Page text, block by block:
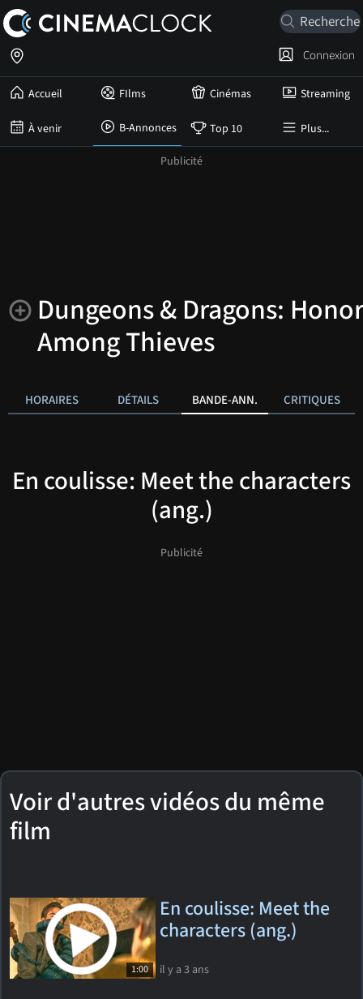
Accueil FIlms Cinémas Streaming
À venir B-Annonces Top 10 Plus...
Connexion
Dungeons & Dragons: Honor
Among Thieves
HORAIRES DÉTAILS BANDE-ANN. CRITIQUES
En coulisse: Meet the characters
(ang.)
Voir d'autres vidéos du même
film
1:00
En coulisse: Meet the
characters (ang.)
il y a 3 ans